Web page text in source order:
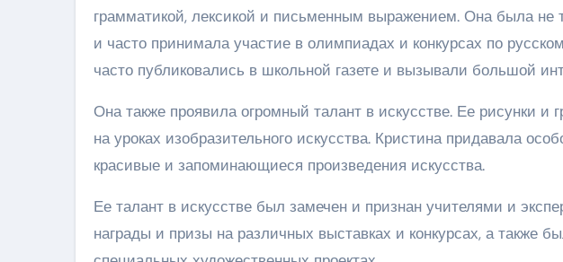
грамматикой, лексикой и письменным выражением. Она была не
и часто принимала участие в олимпиадах и конкурсах по
часто публиковались в школьной газете и вызывали большой
Она также проявила огромный талант в искусстве. Ее рисунки и
на уроках изобразительного искусства. Кристина придавала
красивые и запоминающиеся произведения искусства.
Ее талант в искусстве был замечен и признан учителями и
награды и призы на различных выставках и конкурсах, а также